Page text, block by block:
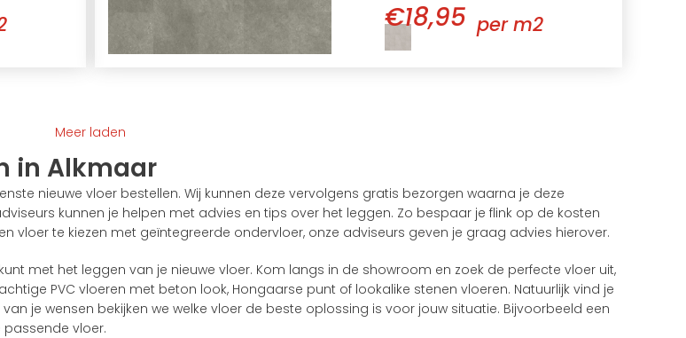
€18,95 per m2
Meer laden
in Alkmaar
nieuwe vloer bestellen. Wij kunnen deze vervolgens gratis bezorgen waarna je deze
kunnen je helpen met advies en tips over het leggen. Zo bespaar je flink op de kosten
vloer te kiezen met geïntegreerde ondervloer, onze adviseurs geven je graag advies hierover.
met het leggen van je nieuwe vloer. Kom langs in de showroom en zoek de perfecte vloer uit,
PVC vloeren met beton look, Hongaarse punt of lookalike stenen vloeren. Natuurlijk vind je
je wensen bekijken we welke vloer de beste oplossing is voor jouw situatie. Bijvoorbeeld een
vloer.